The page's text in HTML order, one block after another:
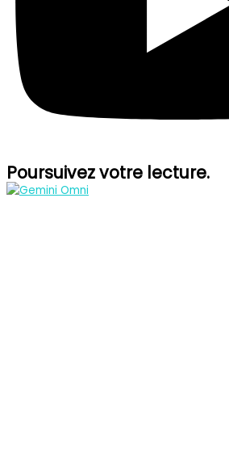
Poursuivez votre lecture.